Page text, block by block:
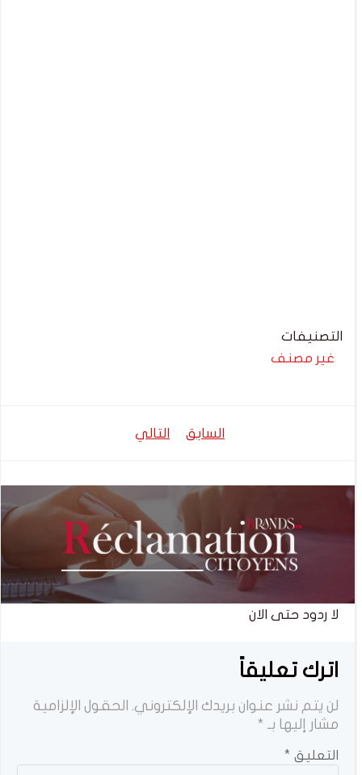
التصنيفات
غير مصنف
السابق
تصفّح
التالي
لا ردود حتى الان
اترك تعليقاً
لن يتم نشر عنوان بريدك الإلكتروني. الحقول الإلزامية
مشار إليها بـ *
التعليق *